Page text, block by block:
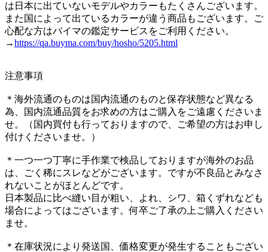
は日本に出ていないモデルやカラーもたくさんございます。
また国によって出ているカラーが違う商品もございます。ご
心配な方はバイマの鑑定サービスをご利用ください。
→https://qa.buyma.com/buy/hosho/5205.html
注意事項
＊海外流通のものは国内流通のものと保存状態など異なる
為、国内流通品質をお求めの方はご購入をご遠慮くださいま
せ。（国内買付も行っておりますので、ご希望の方はお申し
付けくださいませ。）
＊一つ一つ丁寧に手作業で検品しておりますが海外のお品
は、ごく稀にスレなどがございます。ですが不良品とみなさ
れないことがほとんどです。
日本製品に比べ縫い目が粗い、よれ、シワ、箱くずれなども
場合によってはございます。何卒ご了承の上ご購入ください
ませ。
＊在庫状況により発送国、価格変更が発生することもござい